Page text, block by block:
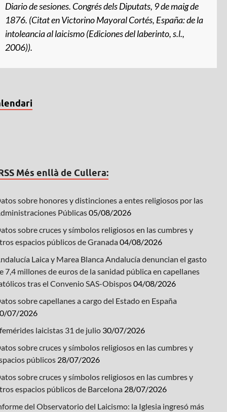
Diario de sesiones. Congrés dels Diputats, 9 de maig de
1876. (Citat en Victorino Mayoral Cortés, España: de la
intoleancia al laicismo(Ediciones del laberinto, s.l.,
2006)).
Més enllà de Cullera:
sobre honores y distinciones a entes religiosos por las
Públicas05/08/2026
sobre cruces y símbolos religiosos en las cumbres y
espacios públicos de Granada04/08/2026
Laica y Marea Blanca Andalucía denuncian el gasto
7,4 millones de euros de la sanidad pública en capellanes
tras el Convenio SAS-Obispos04/08/2026
sobre capellanes a cargo del Estado en España
07/2026
laicistas 31 de julio 30/07/2026
sobre cruces y símbolos religiosos en las cumbres y
públicos 28/07/2026
sobre cruces y símbolos religiosos en las cumbres y
espacios públicos de Barcelona 28/07/2026
del Observatorio del Laicismo: la Iglesia ingresó más